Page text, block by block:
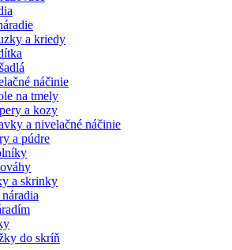
a kriedy
náčinie
na tmely
a kozy
a nivelačné náčinie
a púdre
a skrinky
do skríň